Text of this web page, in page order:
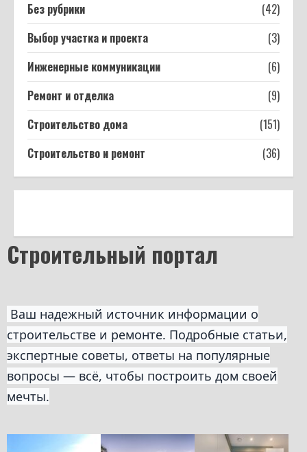
Без рубрики
(42)
Выбор участка и проекта
(3)
Инженерные коммуникации
(6)
Ремонт и отделка
(9)
Строительство дома
(151)
Строительство и ремонт
(36)
Строительный портал
Ваш надежный источник информации о
строительстве и ремонте. Подробные статьи,
экспертные советы, ответы на популярные
вопросы — всё, чтобы построить дом своей
мечты.